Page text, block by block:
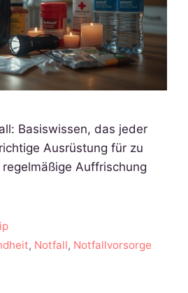
Basiswissen, das jeder
Ausrüstung für zu
Auffrischung
, Notfall, Notfallvorsorge